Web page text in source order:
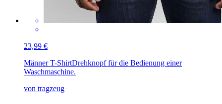
23,99 €
Männer T-ShirtDrehknopf für die Bedienung einer
Waschmaschine.
von tragzeug